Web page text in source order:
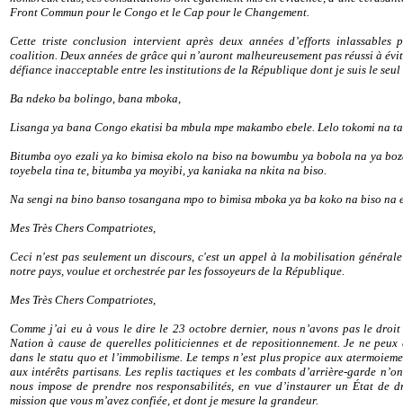
Front Commun pour le Congo et le Cap pour le Changement.
Cette triste conclusion intervient après deux années d’efforts inlassables
coalition. Deux années de grâce qui n’auront malheureusement pas réussi à
défiance inacceptable entre les institutions de la République dont je suis le
Ba ndeko ba bolingo, bana mboka,
Lisanga ya bana Congo ekatisi ba mbula mpe makambo ebele. Lelo tokomi na
Bitumba oyo ezali ya ko bimisa ekolo na biso na bowumbu ya bobola na ya
toyebela tina te, bitumba ya moyibi, ya kaniaka na nkita na biso.
Na sengi na bino banso tosangana mpo to bimisa mboka ya ba koko na biso na
Mes Très Chers Compatriotes,
Ceci n'est pas seulement un discours, c'est un appel à la mobilisation
notre pays, voulue et orchestrée par les fossoyeurs de la République.
Mes Très Chers Compatriotes,
Comme j’ai eu à vous le dire le 23 octobre dernier, nous n’avons pas le
Nation à cause de querelles politiciennes et de repositionnement. Je ne peux
dans le statu quo et l’immobilisme. Le temps n’est plus propice aux
aux intérêts partisans. Les replis tactiques et les combats d’arrière-garde
nous impose de prendre nos responsabilités, en vue d’instaurer un État de
mission que vous m’avez confiée, et dont je mesure la grandeur.